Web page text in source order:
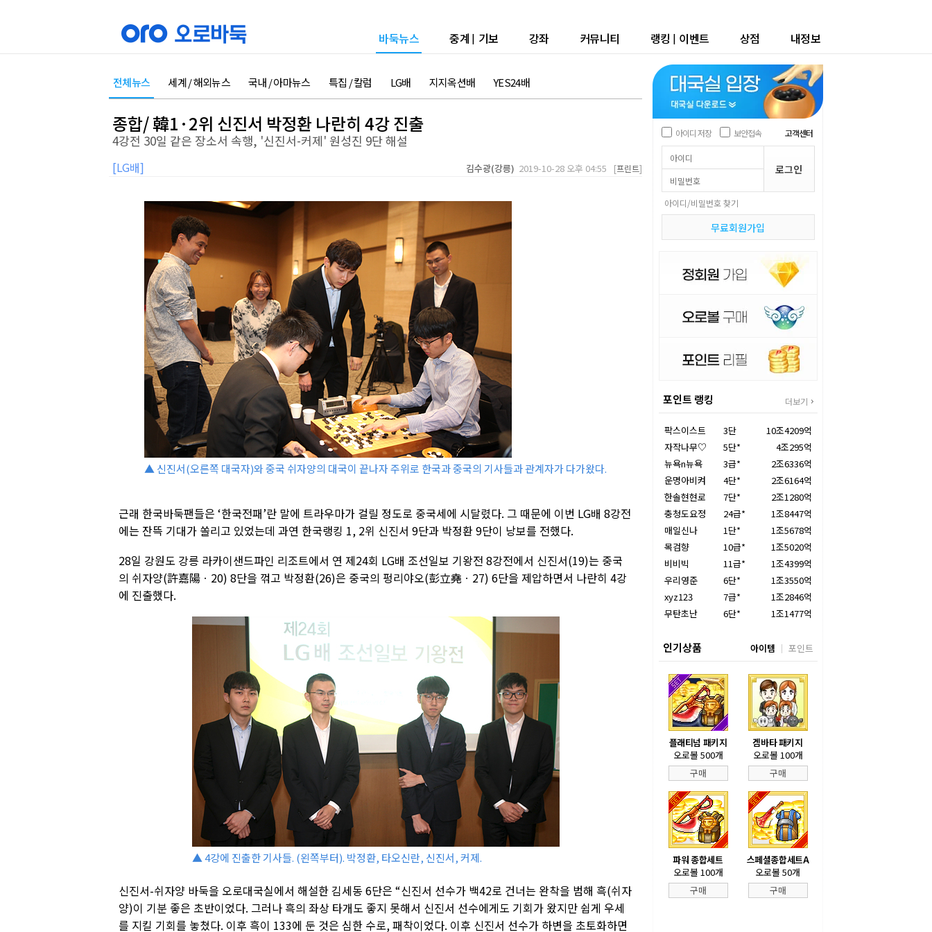
바둑뉴스 중계 | 기보 강좌 커뮤니티 랭킹 | 이벤트 상점 내정보
전체뉴스 세계 / 해외뉴스 국내 / 아마뉴스 특집 / 칼럼 LG배 지지옥션배 YES24배
종합/ 韓1·2위 신진서 박정환 나란히 4강 진출
4강전 30일 같은 장소서 속행, '신진서-커제' 원성진 9단 해설
[LG배] 김수광(강릉) 2019-10-28 오후 04:55 [프린트]
▲ 신진서(오른쪽 대국자)와 중국 쉬자양의 대국이 끝나자 주위로 한국과 중국의 기사들과 관계자가 다가왔다.
근래 한국바둑팬들은 ‘한국전패’란 말에 트라우마가 걸릴 정도로 중국세에 시달렸다. 그 때문에 이번 LG배 8강전
에는 잔뜩 기대가 쏠리고 있었는데 과연 한국랭킹 1, 2위 신진서 9단과 박정환 9단이 낭보를 전했다.
28일 강원도 강릉 라카이샌드파인 리조트에서 연 제24회 LG배 조선일보 기왕전 8강전에서 신진서(19)는 중국
의 쉬자양(許嘉陽ㆍ20) 8단을 꺾고 박정환(26)은 중국의 펑리야오(彭立堯ㆍ27) 6단을 제압하면서 나란히 4강
에 진출했다.
▲ 4강에 진출한 기사들. (왼쪽부터). 박정환, 타오신란, 신진서, 커제.
신진서-쉬자양 바둑을 오로대국실에서 해설한 김세동 6단은 “신진서 선수가 백42로 건너는 완착을 범해 흑(쉬자
양)이 기분 좋은 초반이었다. 그러나 흑의 좌상 타개도 좋지 못해서 신진서 선수에게도 기회가 왔지만 쉽게 우세
를 지킬 기회를 놓쳤다. 이후 흑이 133에 둔 것은 심한 수로, 패착이었다. 이후 신진서 선수가 하변을 초토화하면
아이디 저장 보안접속 고객센터
아이디/비밀번호 찾기
무료회원가입
포인트 랭킹 더보기
팍스이스트 3단
10조4209억
자작나무♡
5단*
4조295억
뉴욕n뉴욕
3급*
2조6336억
운명아비켜
4단*
2조6164억
한솔현현로
7단*
2조1280억
충청도요정
24급*
1조8447억
매일신나
1단*
1조5678억
목검향
10급*
1조5020억
비비빅
11급*
1조4399억
우리영준
6단*
1조3550억
xyz123
7급*
1조2846억
무탄초난
6단* 1조1477억
인기상품 아이템 포인트
플래티넘 패키지
오로볼 500개
구매
겜바타 패키지
오로볼 100개
구매
파워 종합세트
오로볼 100개
구매
스페셜종합세트A
오로볼 50개
구매